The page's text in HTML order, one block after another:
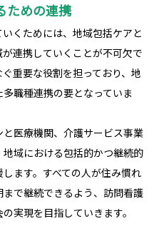
ための連携
くためには、地域包括ケアと
連携していくことが不可欠で
重要な役割を担っており、地
職種連携の要となっていま
医療機関、介護サービス事業
域における包括的かつ継続的
ます。すべての人が住み慣れ
で継続できるよう、訪問看護
実現を目指していきます。